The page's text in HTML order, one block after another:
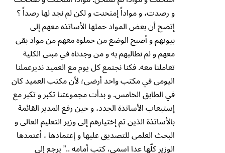
و رصدت، و مواداً إمتحنت و لكن لم نجد لها رصداً ؟
إتضح أن بعض المواد حملها الأساتذه معهم إلى
بيوتهم و أصبح الوضع من حملوه معهم من مواد بقى
معهم و لم نطالبهم به و من وجدناه في مبنى الكلية
تعاملنا معه. فكنا نجتمع كل يوم مع العميد نديرعملنا
اليومى في مكتب واحد أرضى؛ لأن مكتب العميد كان
في الطابق الخامس. و بدأت مجموعتنا تكبر و تكبر مع
إستيعاب الأساتذة الجدد، و حين رفع المدير القائمة
بالأساتذة الذين تم إختيارهم إلى وزير التعليم العالى و
البحث العلمى للتصديق عليها و إعتمادها ، أعتمدها
الوزير كلّها عدا اسمى، كتب أمامه ..” يرجع إلى